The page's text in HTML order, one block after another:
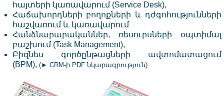
հայտերի կառավարում (Service Desk),
Հաճախորդների բողոքների և դժգոհությունների
հաշվառում և կառավարում
Հանձնարարականներ, ռեսուրսների օպտիմալ
բաշխում (Task Management),
Բիզնես գործընթացների ավտոմատացում
(BPM), (► CRM-ի PDF նկարագրություն)